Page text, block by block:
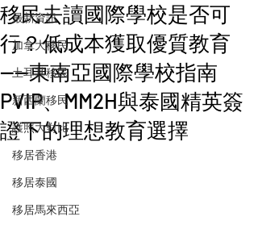
最新資訊
加拿大移民
土耳其移民
新西蘭移民
護照大對比
移居香港
移居泰國
移居馬來西亞
移民去讀國際學校是否可
行？低成本獲取優質教育
——東南亞國際學校指南
PVIP、MM2H與泰國精英簽
證下的理想教育選擇